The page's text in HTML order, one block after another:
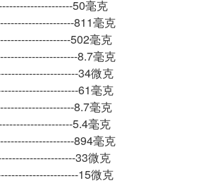
50毫克
811毫克
502毫克
8.7毫克
34微克
61毫克
8.7毫克
5.4毫克
894毫克
33微克
15微克